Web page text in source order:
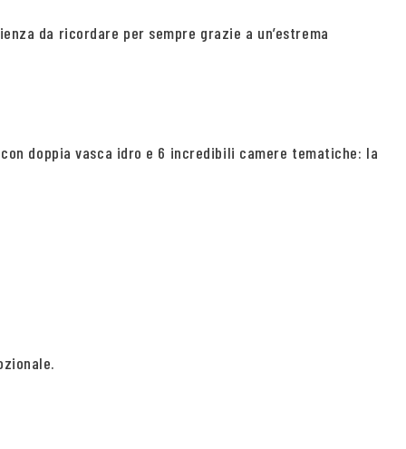
da ricordare per sempre grazie a un’estrema
doppia vasca idro e 6 incredibili camere tematiche: la